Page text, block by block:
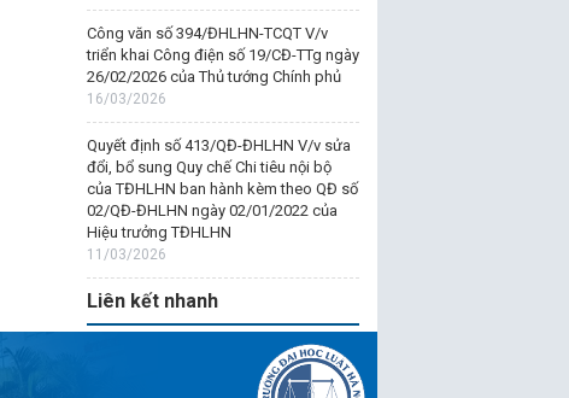
Công văn số 394/ĐHLHN-TCQT V/v
triển khai Công điện số 19/CĐ-TTg ngày
26/02/2026 của Thủ tướng Chính phủ
16/03/2026
Quyết định số 413/QĐ-ĐHLHN V/v sửa
đổi, bổ sung Quy chế Chi tiêu nội bộ
của TĐHLHN ban hành kèm theo QĐ số
02/QĐ-ĐHLHN ngày 02/01/2022 của
Hiệu trưởng TĐHLHN
11/03/2026
Liên kết nhanh